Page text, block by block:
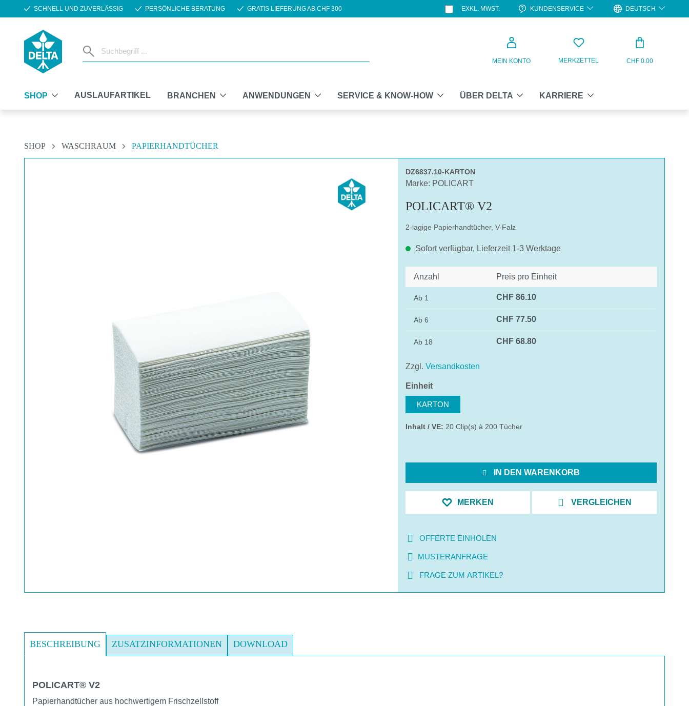
Hauptinhalt springen
Zur Suche springen
Zur Hauptnavigation springen
SCHNELL UND ZUVERLÄSSIG PERSÖNLICHE BERATUNG GRATIS LIEFERUNG AB CHF 300 EXKL. MWST. KUNDENSERVICE DEUTSCH
MEIN KONTO MERKZETTEL CHF 0.00
SHOP AUSLAUFARTIKEL BRANCHEN ANWENDUNGEN SERVICE & KNOW-HOW ÜBER DELTA KARRIERE
SHOP WASCHRAUM
PAPIERHANDTÜCHER
DZ6837.10-KARTON
Marke: POLICART
POLICART® V2
2-lagige Papierhandtücher, V-Falz
Sofort verfügbar, Lieferzeit 1-3 Werktage
Anzahl Preis pro Einheit
Ab 1 CHF 86.10
Ab 6 CHF 77.50
Ab 18 CHF 68.80
Zzgl. Versandkosten
Einheitauswählen
KARTON
Inhalt / VE: 20 Clip(s) à 200 Tücher
IN DEN WARENKORB
MERKEN VERGLEICHEN
OFFERTE EINHOLEN
MUSTERANFRAGE
FRAGE ZUM ARTIKEL?
BESCHREIBUNG ZUSATZINFORMATIONEN DOWNLOAD
POLICART® V2
Papierhandtücher aus hochwertigem Frischzellstoff